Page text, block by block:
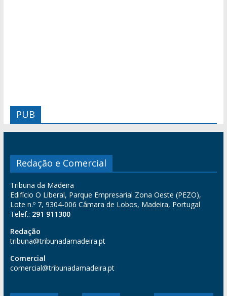
PUB
Redação e Comercial
Tribuna da Madeira
Edifício O Liberal, Parque Empresarial Zona Oeste (PEZO),
Lote n.º 7, 9304-006 Câmara de Lobos, Madeira, Portugal
Telef.: 291 911300
Redação
tribuna@tribunadamadeira.pt
Comercial
comercial@tribunadamadeira.pt